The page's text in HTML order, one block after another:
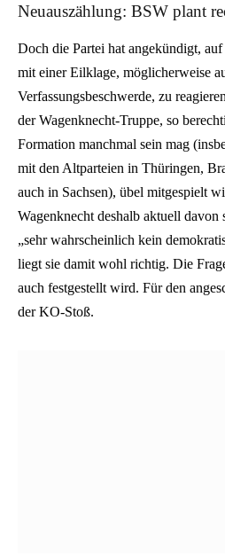
Neuauszählung: BSW plant
Doch die Partei hat angekündigt,
mit einer Eilklage, möglicherweise
Verfassungsbeschwerde, zu
der Wagenknecht-Truppe, so
Formation manchmal sein mag
mit den Altparteien in Thüringen,
auch in Sachsen), übel mitgespielt
Wagenknecht deshalb aktuell
„sehr wahrscheinlich kein
liegt sie damit wohl richtig. Die
auch festgestellt wird. Für den
der KO-Stoß.